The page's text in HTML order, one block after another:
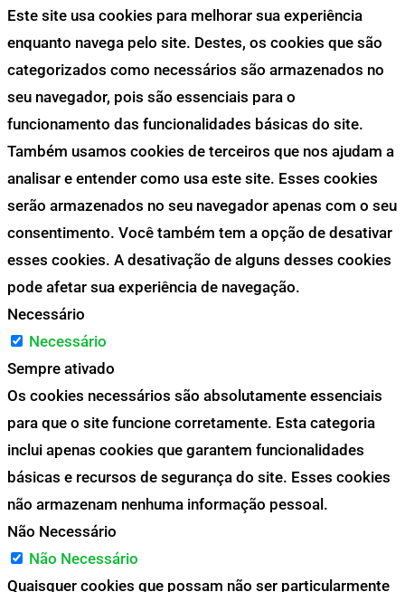
Este site usa cookies para melhorar sua experiência
enquanto navega pelo site. Destes, os cookies que são
categorizados como necessários são armazenados no
seu navegador, pois são essenciais para o
funcionamento das funcionalidades básicas do site.
Também usamos cookies de terceiros que nos ajudam a
analisar e entender como usa este site. Esses cookies
serão armazenados no seu navegador apenas com o seu
consentimento. Você também tem a opção de desativar
esses cookies. A desativação de alguns desses cookies
pode afetar sua experiência de navegação.
Necessário
Necessário
Sempre ativado
Os cookies necessários são absolutamente essenciais
para que o site funcione corretamente. Esta categoria
inclui apenas cookies que garantem funcionalidades
básicas e recursos de segurança do site. Esses cookies
não armazenam nenhuma informação pessoal.
Não Necessário
Não Necessário
Quaisquer cookies que possam não ser particularmente